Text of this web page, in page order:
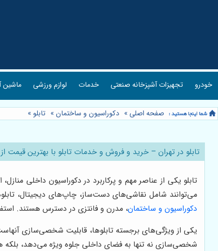
خودرو تجهیزات آشپزخانه صنعتی خدمات لوازم ورزشی ماشین
صفحه اصلی » دکوراسیون و ساختمان » تابلو »
تابلو در تهران – خرید و فروش و خدمات تابلو با بهترین قیمت
تابلو یکی از عناصر مهم و پرکاربرد در دکوراسیون داخلی
می‌توانند شامل نقاشی‌های دست‌ساز، چاپ‌های دیجیتال،
دکوراسیون و ساختمان، مدرن و فانتزی در دسترس هستند.
یکی از ویژگی‌های برجسته تابلوها، قابلیت شخصی‌سازی
شخصی‌سازی نه تنها به فضای داخلی جلوه ویژه می‌دهد،